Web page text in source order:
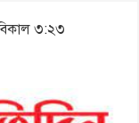
৩:২৩